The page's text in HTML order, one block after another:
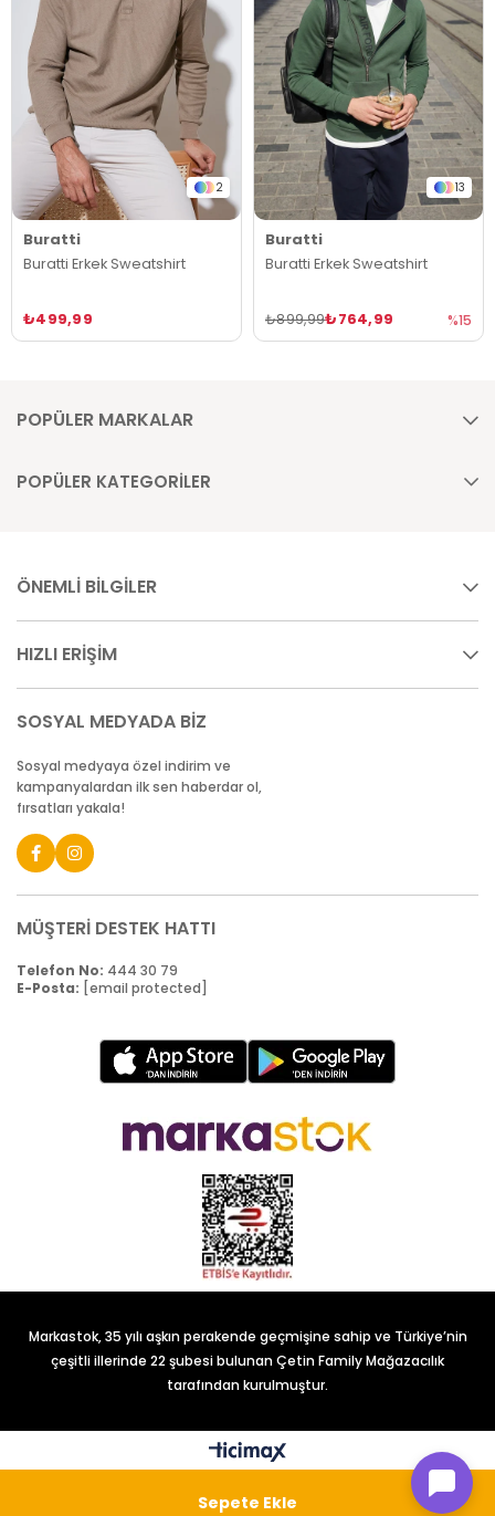
2
Buratti
Buratti Erkek Sweatshirt
₺499,99
13
Buratti
Buratti Erkek Sweatshirt
₺764,99
₺899,99 %15
POPÜLER MARKALAR
POPÜLER KATEGORİLER
ÖNEMLİ BİLGİLER
HIZLI ERİŞİM
SOSYAL MEDYADA BİZ
Sosyal medyaya özel indirim ve
kampanyalardan ilk sen haberdar ol,
fırsatları yakala!
MÜŞTERİ DESTEK HATTI
Telefon No: 444 30 79
E-Posta: [email protected]
Markastok, 35 yılı aşkın perakende geçmişine sahip ve Türkiye’nin
çeşitli illerinde 22 şubesi bulunan Çetin Family Mağazacılık
tarafından kurulmuştur.